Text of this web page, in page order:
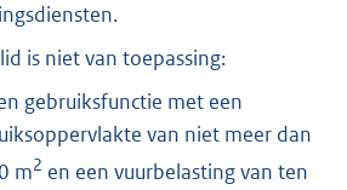
is niet van toepassing:
gebruiksfunctie met een
van niet meer dan
m2 en een vuurbelasting van ten